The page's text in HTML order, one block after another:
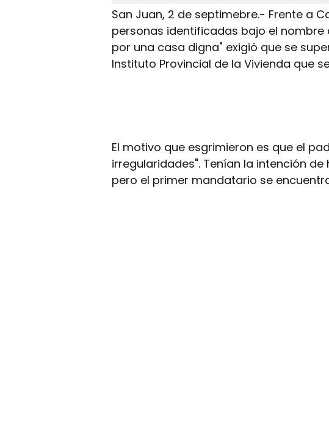
San Juan, 2 de septimebre.- Frente a
personas identificadas bajo el nombre
por una casa digna" exigió que se
Instituto Provincial de la Vivienda que
El motivo que esgrimieron es que el
irregularidades". Tenían la intención
pero el primer mandatario se